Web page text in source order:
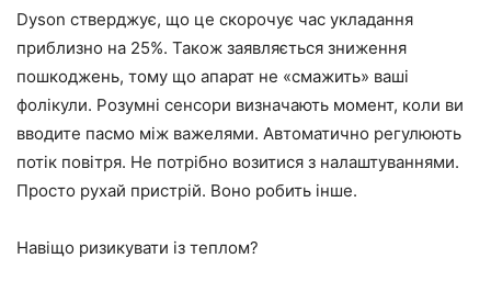
Dyson стверджує, що це скорочує час укладання
приблизно на 25%. Також заявляється зниження
пошкоджень, тому що апарат не «смажить» ваші
фолікули. Розумні сенсори визначають момент, коли ви
вводите пасмо між важелями. Автоматично регулюють
потік повітря. Не потрібно возитися з налаштуваннями.
Просто рухай пристрій. Воно робить інше.
Навіщо ризикувати із теплом?